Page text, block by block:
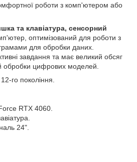
роботи з комп'ютером або
та клавіатура, сенсорний
оптимізований для роботи з
для обробки даних.
завдання та має великий обсяг
обробки цифрових моделей.
го покоління.
RTX 4060.
24".